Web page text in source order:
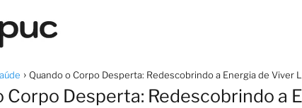
Quando o Corpo Desperta: Redescobrindo a Energia de Viver
Corpo Desperta: Redescobrindo a